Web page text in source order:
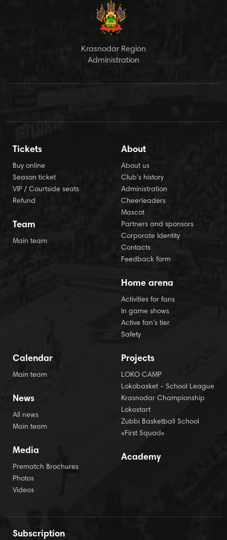
Krasnodar Region
Administration
Tickets
Buy online
Season ticket
VIP / Courtside seats
Refund
Team
Main team
About
About us
Club’s history
Administration
Cheerleaders
Mascot
Partners and sponsors
Corporate Identity
Contacts
Feedback form
Home arena
Activities for fans
In game shows
Active fan’s tier
Safety
Calendar
Main team
News
All news
Main team
Media
Prematch Brochures
Photos
Videos
Projects
LOKO CAMP
Lokobasket - School League
Krasnodar Championship
Lokostart
Zubbi Basketball School
«First Squad»
Academy
Subscription